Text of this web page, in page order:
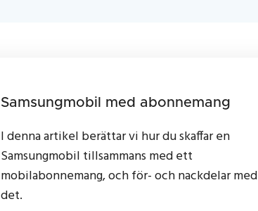
Samsungmobil med abonnemang
I denna artikel berättar vi hur du skaffar en
Samsungmobil tillsammans med ett
mobilabonnemang, och för- och nackdelar med
det.